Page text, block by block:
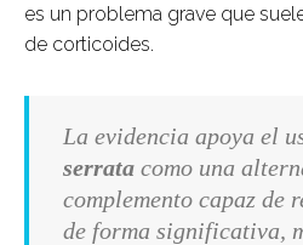
es un problema grave que
de corticoides.
La evidencia apoya el
serrata como una
complemento capaz de
de forma significativa,